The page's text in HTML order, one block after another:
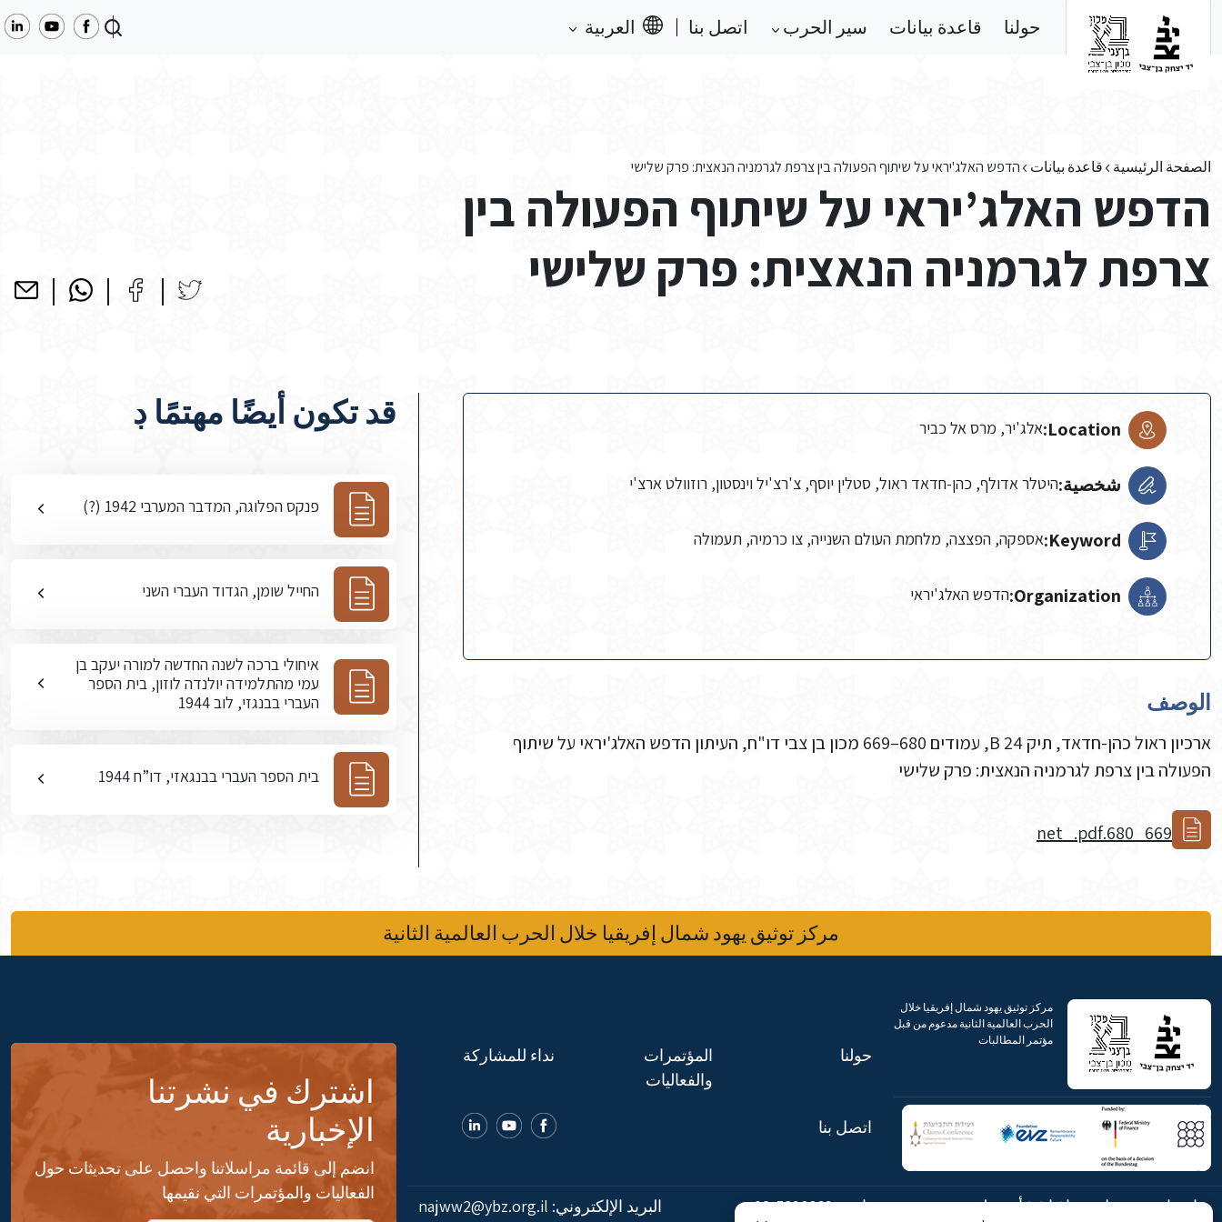
حولنا قاعدة بيانات سير الحرب اتصل بنا العربية
الصفحة الرئيسية قاعدة بيانات הדפש האלג'יראי על שיתוף הפעולה בין צרפת לגרמניה הנאצית: פרק שלישי
הדפש האלג’יראי על שיתוף הפעולה בין
צרפת לגרמניה הנאצית: פרק שלישי
Location: אלג'יר, מרס אל כביר
شخصية:היטלר אדולף, כהן-חדאד ראול, סטלין יוסף, צ'רצ'יל וינסטון, רוזוולט ארצ'י
Keyword: אספקה, הפצצה, מלחמת העולם השנייה, צו כרמיה, תעמולה
Organization: הדפש האלג'יראי
الوصف
ארכיון ראול כהן-חדאד, תיק B 24, עמודים 680–669 מכון בן צבי דו"ח, העיתון הדפש האלג'יראי על שיתוף
הפעולה בין צרפת לגרמניה הנאצית: פרק שלישי
669_680.net_.pdf
قد تكون أيضًا مهتمًا ڊ
פנקס הפלוגה, המדבר המערבי 1942 (?)
החייל שומן, הגדוד העברי השני
איחולי ברכה לשנה החדשה למורה יעקב בן
עמי מהתלמידה יולנדה לוזון, בית הספר
העברי בבנגזי, לוב 1944
בית הספר העברי בבנגאזי, דו”ח 1944
مركز توثيق يهود شمال إفريقيا خلال الحرب العالمية الثانية
مركز توثيق يهود شمال إفريقيا خلال
الحرب العالمية الثانية مدعوم من قبل
مؤتمر المطالبات
حولنا
المؤتمرات
والفعاليات
نداء للمشاركة
اتصل بنا
شارع ابن جبيرول، رحافيا ١٤ أورشليم
هاتف:02-5398869 البريد الإلكتروني: najww2@ybz.org.il
اشترك في نشرتنا
الإخبارية
انضم إلى قائمة مراسلاتنا واحصل على تحديثات حول
الفعاليات والمؤتمرات التي نقيمها